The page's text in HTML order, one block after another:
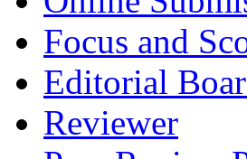
Focus and
Editorial
Reviewer